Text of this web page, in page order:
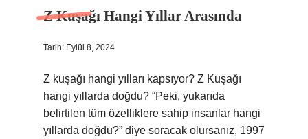
Z Kuşağı Hangi Yıllar Arasında
Tarih: Eylül 8, 2024
Z kuşağı hangi yılları kapsıyor? Z Kuşağı
hangi yıllarda doğdu? “Peki, yukarıda
belirtilen tüm özelliklere sahip insanlar hangi
yıllarda doğdu?” diye soracak olursanız, 1997